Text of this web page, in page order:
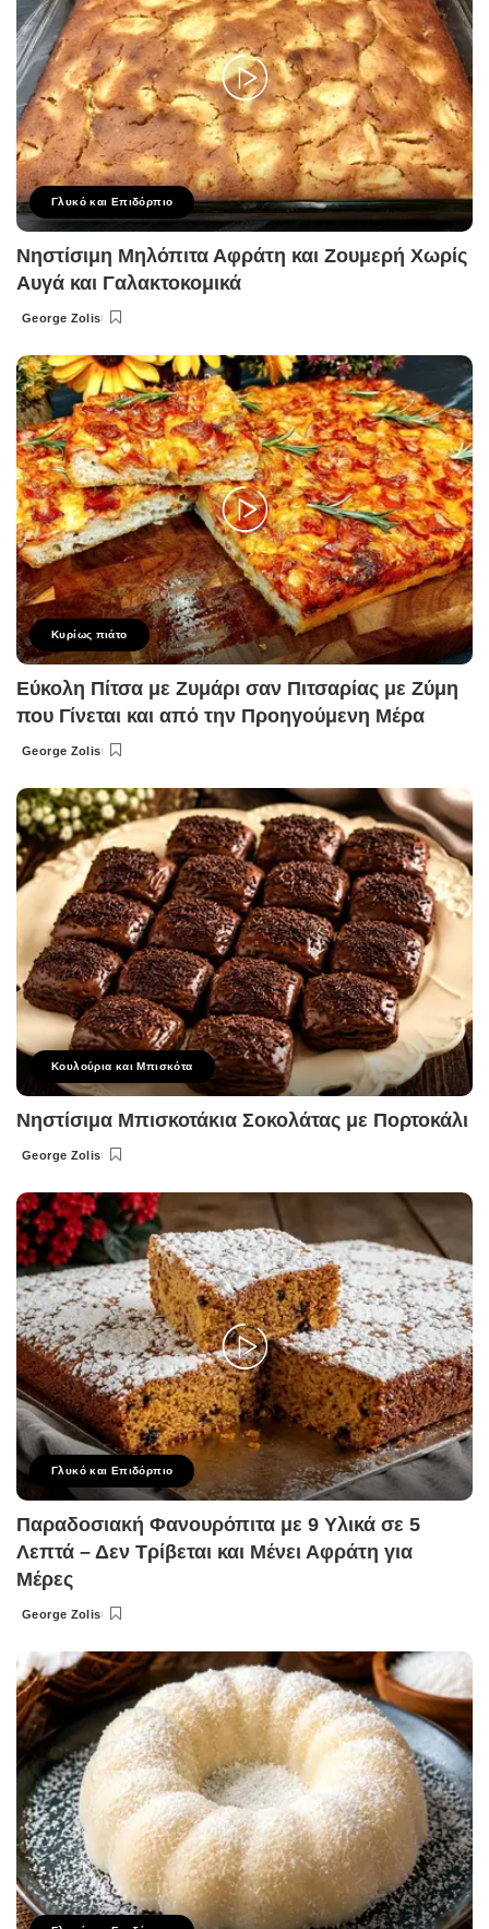
Γλυκό και Επιδόρπιο
Νηστίσιμη Μηλόπιτα Αφράτη και Ζουμερή Χωρίς
Αυγά και Γαλακτοκομικά
Posted
George Zolis
Κυρίως πιάτο
Εύκολη Πίτσα με Ζυμάρι σαν Πιτσαρίας με Ζύμη
που Γίνεται και από την Προηγούμενη Μέρα
Posted
George Zolis
Κουλούρια και Μπισκότα
Νηστίσιμα Μπισκοτάκια Σοκολάτας με Πορτοκάλι
Posted
George Zolis
Γλυκό και Επιδόρπιο
Παραδοσιακή Φανουρόπιτα με 9 Υλικά σε 5
Λεπτά – Δεν Τρίβεται και Μένει Αφράτη για
Μέρες
Posted
George Zolis